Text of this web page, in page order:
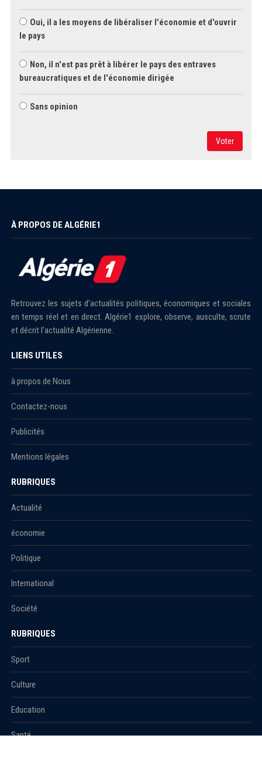
Oui, il a les moyens de libéraliser l'économie et d'ouvrir
le pays
Non, il n'est pas prêt à libérer le pays des entraves
bureaucratiques et de l'économie dirigée
Sans opinion
Voter
À PROPOS DE ALGÉRIE1
Retrouvez les sujets d'actualités politiques, économiques et sociales
en temps réel et en direct. Algérie1 explore, observe, ausculte, scrute
et décrit l'actualité Algérienne.
LIENS UTILES
à propos de Nous
Contactez-nous
Publicités
Mentions légales
RUBRIQUES
Actualité
économie
Politique
International
Société
RUBRIQUES
Sport
Culture
Education
Santé